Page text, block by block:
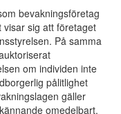
bevakningsföretag
sig att företaget
På samma
om individen inte
pålitlighet
gäller
omedelbart,